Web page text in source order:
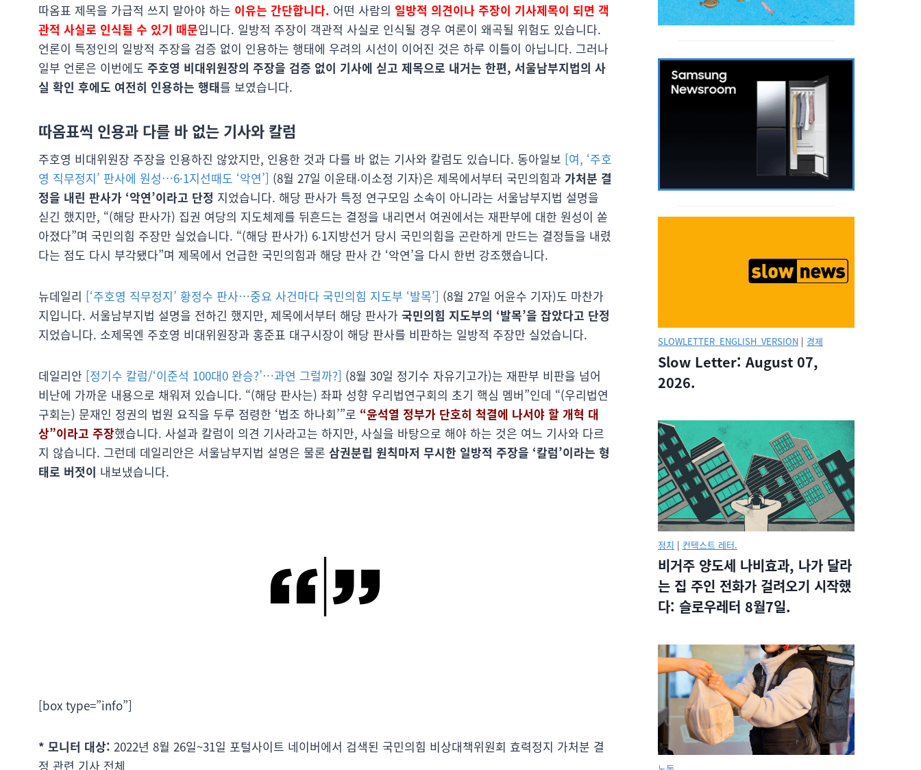
따옴표 제목을 가급적 쓰지 말아야 하는 이유는 간단합니다. 어떤 사람의 일방적 의견이나 주장이 기사제목이 되면 객
관적 사실로 인식될 수 있기 때문입니다. 일방적 주장이 객관적 사실로 인식될 경우 여론이 왜곡될 위험도 있습니다.
언론이 특정인의 일방적 주장을 검증 없이 인용하는 행태에 우려의 시선이 이어진 것은 하루 이틀이 아닙니다. 그러나
일부 언론은 이번에도 주호영 비대위원장의 주장을 검증 없이 기사에 싣고 제목으로 내거는 한편, 서울남부지법의 사
실 확인 후에도 여전히 인용하는 행태를 보였습니다.
따옴표씩 인용과 다를 바 없는 기사와 칼럼
주호영 비대위원장 주장을 인용하진 않았지만, 인용한 것과 다를 바 없는 기사와 칼럼도 있습니다. 동아일보 [여, ‘주호
영 직무정지’ 판사에 원성…6·1지선때도 ‘악연’] (8월 27일 이윤태‧이소정 기자)은 제목에서부터 국민의힘과 가처분 결
정을 내린 판사가 ‘악연’이라고 단정 지었습니다. 해당 판사가 특정 연구모임 소속이 아니라는 서울남부지법 설명을
싣긴 했지만, “(해당 판사가) 집권 여당의 지도체제를 뒤흔드는 결정을 내리면서 여권에서는 재판부에 대한 원성이 쏟
아졌다”며 국민의힘 주장만 실었습니다. “(해당 판사가) 6‧1지방선거 당시 국민의힘을 곤란하게 만드는 결정들을 내렸
다는 점도 다시 부각됐다”며 제목에서 언급한 국민의힘과 해당 판사 간 ‘악연’을 다시 한번 강조했습니다.
뉴데일리 [‘주호영 직무정지’ 황정수 판사…중요 사건마다 국민의힘 지도부 ‘발목’] (8월 27일 어윤수 기자)도 마찬가
지입니다. 서울남부지법 설명을 전하긴 했지만, 제목에서부터 해당 판사가 국민의힘 지도부의 ‘발목’을 잡았다고 단정
지었습니다. 소제목엔 주호영 비대위원장과 홍준표 대구시장이 해당 판사를 비판하는 일방적 주장만 실었습니다.
데일리안 [정기수 칼럼/‘이준석 100대0 완승?’…과연 그럴까?] (8월 30일 정기수 자유기고가)는 재판부 비판을 넘어
비난에 가까운 내용으로 채워져 있습니다. “(해당 판사는) 좌파 성향 우리법연구회의 초기 핵심 멤버”인데 “(우리법연
구회는) 문재인 정권의 법원 요직을 두루 점령한 ‘법조 하나회’”로 “윤석열 정부가 단호히 척결에 나서야 할 개혁 대
상”이라고 주장했습니다. 사설과 칼럼이 의견 기사라고는 하지만, 사실을 바탕으로 해야 하는 것은 여느 기사와 다르
지 않습니다. 그런데 데일리안은 서울남부지법 설명은 물론 삼권분립 원칙마저 무시한 일방적 주장을 ‘칼럼’이라는 형
태로 버젓이 내보냈습니다.
[box type=”info”]
* 모니터 대상: 2022년 8월 26일~31일 포털사이트 네이버에서 검색된 국민의힘 비상대책위원회 효력정지 가처분 결
정 관련 기사 전체
SLOWLETTER_ENGLISH_VERSION | 경제
Slow Letter: August 07,
2026.
정치 | 컨텍스트 레터.
비거주 양도세 나비효과, 나가 달라
는 집 주인 전화가 걸려오기 시작했
다: 슬로우레터 8월7일.